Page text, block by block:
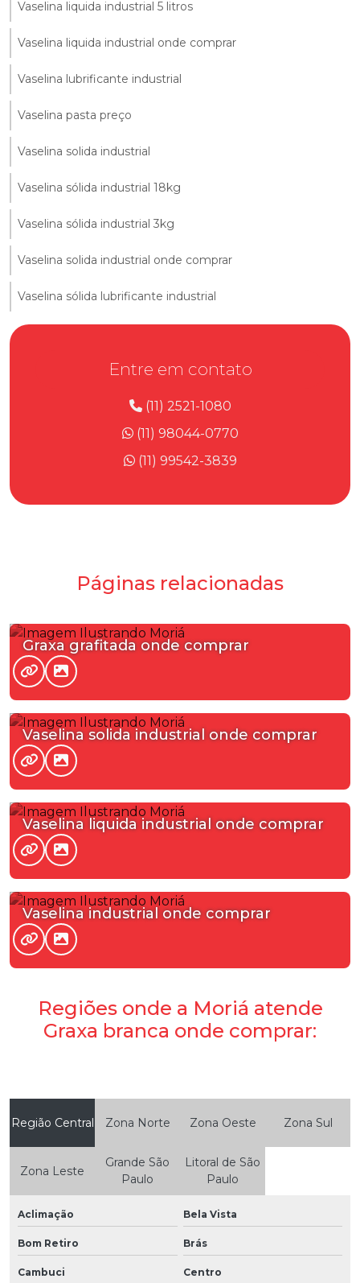
Vaselina liquida industrial 5 litros
Vaselina liquida industrial onde comprar
Vaselina lubrificante industrial
Vaselina pasta preço
Vaselina solida industrial
Vaselina sólida industrial 18kg
Vaselina sólida industrial 3kg
Vaselina solida industrial onde comprar
Vaselina sólida lubrificante industrial
Entre em contato
(11) 2521-1080
(11) 98044-0770
(11) 99542-3839
Páginas relacionadas
Graxa grafitada onde comprar
Vaselina solida industrial onde comprar
Vaselina liquida industrial onde comprar
Vaselina industrial onde comprar
Regiões onde a Moriá atende
Graxa branca onde comprar:
Região Central Zona Norte Zona Oeste Zona Sul
Zona Leste
Grande São
Paulo
Litoral de São
Paulo
Aclimação Bela Vista
Bom Retiro Brás
Cambuci Centro